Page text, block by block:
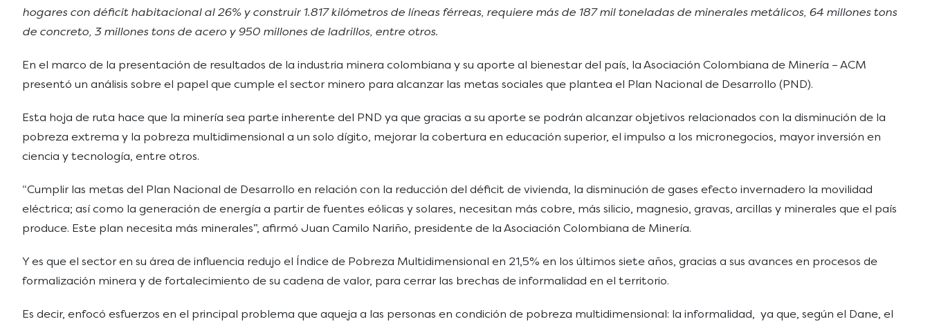
hogares con déficit habitacional al 26% y construir 1.817 kilómetros de líneas férreas, requiere más de 187 mil toneladas de minerales metálicos, 64 millones tons
de concreto, 3 millones tons de acero y 950 millones de ladrillos, entre otros.
En el marco de la presentación de resultados de la industria minera colombiana y su aporte al bienestar del país, la Asociación Colombiana de Minería – ACM
presentó un análisis sobre el papel que cumple el sector minero para alcanzar las metas sociales que plantea el Plan Nacional de Desarrollo (PND).
Esta hoja de ruta hace que la minería sea parte inherente del PND ya que gracias a su aporte se podrán alcanzar objetivos relacionados con la disminución de la
pobreza extrema y la pobreza multidimensional a un solo dígito, mejorar la cobertura en educación superior, el impulso a los micronegocios, mayor inversión en
ciencia y tecnología, entre otros.
“Cumplir las metas del Plan Nacional de Desarrollo en relación con la reducción del déficit de vivienda, la disminución de gases efecto invernadero la movilidad
eléctrica; así como la generación de energía a partir de fuentes eólicas y solares, necesitan más cobre, más silicio, magnesio, gravas, arcillas y minerales que el país
produce. Este plan necesita más minerales”, afirmó Juan Camilo Nariño, presidente de la Asociación Colombiana de Minería.
Y es que el sector en su área de influencia redujo el Índice de Pobreza Multidimensional en 21,5% en los últimos siete años, gracias a sus avances en procesos de
formalización minera y de fortalecimiento de su cadena de valor, para cerrar las brechas de informalidad en el territorio.
Es decir, enfocó esfuerzos en el principal problema que aqueja a las personas en condición de pobreza multidimensional: la informalidad, ya que, según el Dane, el